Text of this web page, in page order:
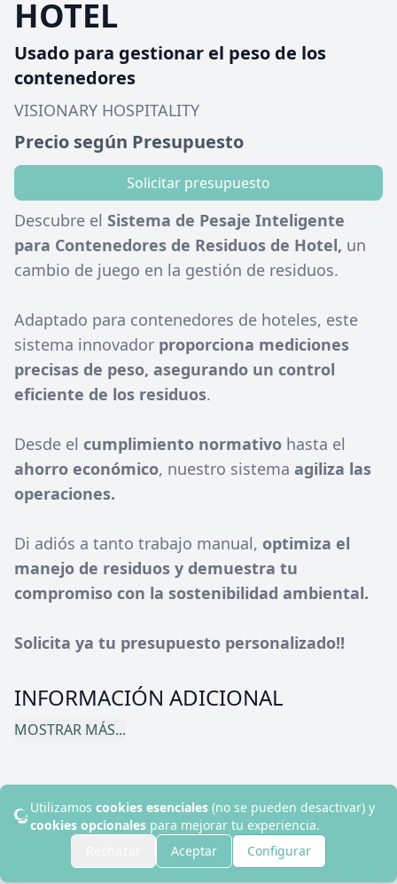
HOTEL
Usado para gestionar el peso de los
contenedores
VISIONARY HOSPITALITY
Precio según Presupuesto
Solicitar presupuesto
Descubre el Sistema de Pesaje Inteligente
para Contenedores de Residuos de Hotel, un
cambio de juego en la gestión de residuos.
Adaptado para contenedores de hoteles, este
sistema innovador proporciona mediciones
precisas de peso, asegurando un control
eficiente de los residuos.
Desde el cumplimiento normativo hasta el
ahorro económico, nuestro sistema agiliza las
operaciones.
Di adiós a tanto trabajo manual, optimiza el
manejo de residuos y demuestra tu
compromiso con la sostenibilidad ambiental.
Solicita ya tu presupuesto personalizado!!
INFORMACIÓN ADICIONAL
MOSTRAR MÁS...
Utilizamos cookies esenciales(no se pueden desactivar) y
cookies opcionalespara mejorar tu experiencia.
Aceptar Configurar
© 2024 Disruptive Hotels. Todos los derechos reservados.
Contacto
Aviso Legal Política de Cookies Política de Privacidad